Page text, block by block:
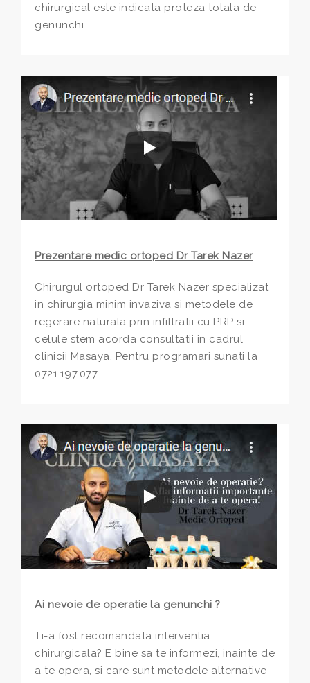
chirurgical este indicata proteza totala de
genunchi.
Prezentare medic ortoped Dr Tarek Nazer
Chirurgul ortoped Dr Tarek Nazer specializat
in chirurgia minim invaziva si metodele de
regerare naturala prin infiltratii cu PRP si
celule stem acorda consultatii in cadrul
clinicii Masaya. Pentru programari sunati la
0721.197.077
Ai nevoie de operatie la genunchi ?
Ti-a fost recomandata interventia
chirurgicala? E bine sa te informezi, inainte de
a te opera, si care sunt metodele alternative